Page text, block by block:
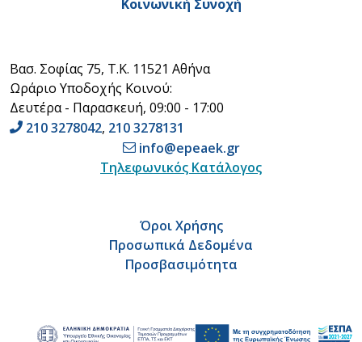
Βασ. Σοφίας 75, Τ.Κ. 11521 Αθήνα
Ωράριο Υποδοχής Κοινού:
Δευτέρα - Παρασκευή, 09:00 - 17:00
210 3278042, 210 3278131
info@epeaek.gr
Τηλεφωνικός Κατάλογος
Κοινωνική Συνοχή
Όροι Χρήσης
Προσωπικά Δεδομένα
Προσβασιμότητα